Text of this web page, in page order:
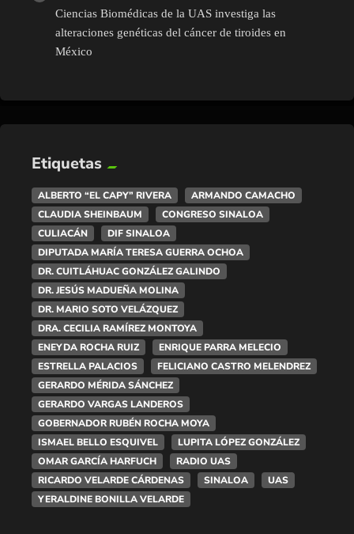
Ciencias Biomédicas de la UAS investiga las
alteraciones genéticas del cáncer de tiroides en
México
Etiquetas
ALBERTO “EL CAPY” RIVERA
ARMANDO CAMACHO
CLAUDIA SHEINBAUM
CONGRESO SINALOA
CULIACÁN
DIF SINALOA
DIPUTADA MARÍA TERESA GUERRA OCHOA
DR. CUITLÁHUAC GONZÁLEZ GALINDO
DR. JESÚS MADUEÑA MOLINA
DR. MARIO SOTO VELÁZQUEZ
DRA. CECILIA RAMÍREZ MONTOYA
ENEYDA ROCHA RUIZ
ENRIQUE PARRA MELECIO
ESTRELLA PALACIOS
FELICIANO CASTRO MELENDREZ
GERARDO MÉRIDA SÁNCHEZ
GERARDO VARGAS LANDEROS
GOBERNADOR RUBÉN ROCHA MOYA
ISMAEL BELLO ESQUIVEL
LUPITA LÓPEZ GONZÁLEZ
OMAR GARCÍA HARFUCH
RADIO UAS
RICARDO VELARDE CÁRDENAS
SINALOA
UAS
YERALDINE BONILLA VELARDE